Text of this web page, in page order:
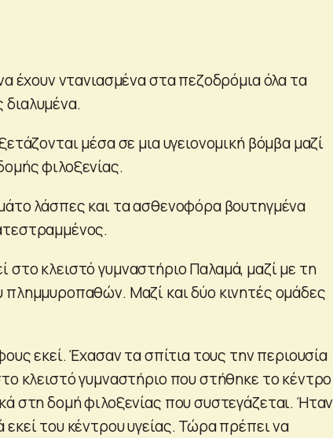
έχουν ντανιασμένα στα πεζοδρόμια όλα τα
μέσα σε μια υγειονομική βόμβα μαζί
φιλοξενίας.
λάσπες και τα ασθενοφόρα βουτηγμένα
στο κλειστό γυμναστήριο Παλαμά, μαζί με τη
πλημμυροπαθών. Μαζί και δύο κινητές ομάδες
εκεί. Έχασαν τα σπίτια τους την περιουσία
κλειστό γυμναστήριο που στήθηκε το κέντρο
στη δομή φιλοξενίας που συστεγάζεται. Ήταν
του κέντρου υγείας. Τώρα πρέπει να